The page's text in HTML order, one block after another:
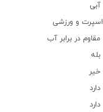
آبی
اسپرت و ورزشی
مقاوم در برابر آب
بله
خیر
دارد
دارد